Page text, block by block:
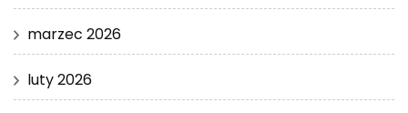
marzec 2026
luty 2026